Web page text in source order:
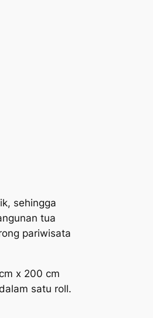
sehingga
tua
pariwisata
x 200 cm
satu roll.